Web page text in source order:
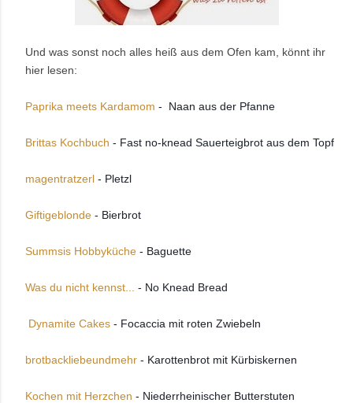
Und was sonst noch alles heiß aus dem Ofen kam, könnt ihr
hier lesen:
Paprika meets Kardamom -  Naan aus der Pfanne
Brittas Kochbuch - Fast no-knead Sauerteigbrot aus dem Topf
magentratzerl - Pletzl
Giftigeblonde - Bierbrot
Summsis Hobbyküche - Baguette
Was du nicht kennst... - No Knead Bread
Dynamite Cakes - Focaccia mit roten Zwiebeln
brotbackliebeundmehr - Karottenbrot mit Kürbiskernen
Kochen mit Herzchen - Niederrheinischer Butterstuten